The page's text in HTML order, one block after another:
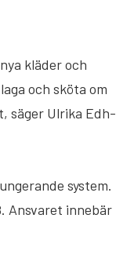
kläder och
och sköta om
säger Ulrika Edh-
system.
Ansvaret innebär